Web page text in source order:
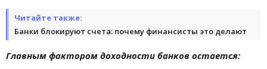
Читайте также:
Банки блокируют счета: почему финансисты это делают
Главным фактором доходности банков остается: